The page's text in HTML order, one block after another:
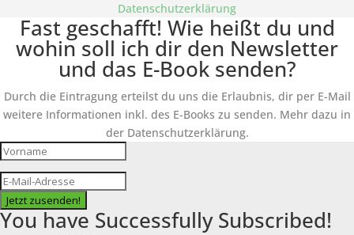
Datenschutzerklärung
Fast geschafft! Wie heißt du und
wohin soll ich dir den Newsletter
und das E-Book senden?
Durch die Eintragung erteilst du uns die Erlaubnis, dir per E-Mail
weitere Informationen inkl. des E-Books zu senden. Mehr dazu in
der Datenschutzerklärung.
Jetzt zusenden!
You have Successfully Subscribed!